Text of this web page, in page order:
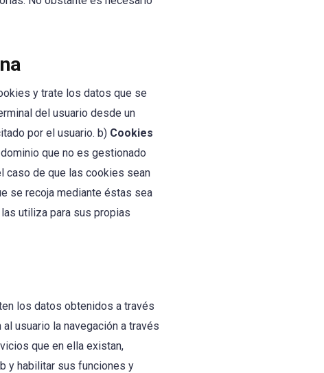
y trate los datos que se
del usuario desde un
por el usuario. b) Cookies
que no es gestionado
caso de que las cookies sean
se recoja mediante éstas sea
utiliza para sus propias
los datos obtenidos a través
usuario la navegación a través
que en ella existan,
y habilitar sus funciones y